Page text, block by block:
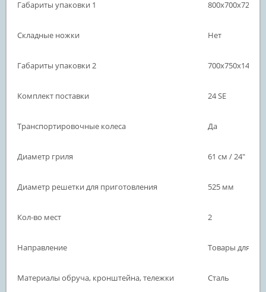
Габариты упаковки 1 800х700х720
Складные ножки Нет
Габариты упаковки 2 700х750х140
Комплект поставки 24 SE
Транспортировочные колеса Да
Диаметр гриля 61 см / 24"
Диаметр решетки для приготовления 525 мм
Кол-во мест 2
Направление Товары для
Материалы обруча, кронштейна, тележки Сталь